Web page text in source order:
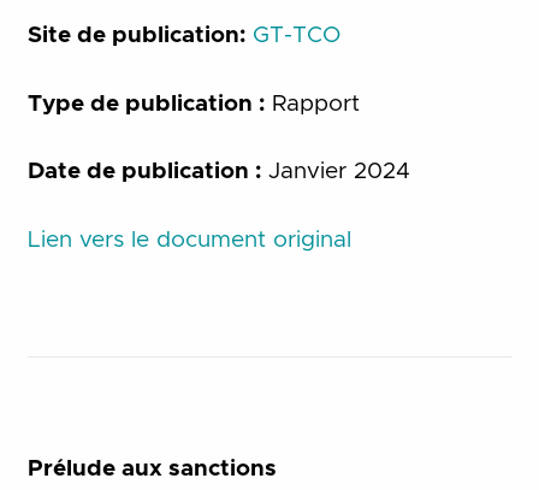
Site de publication: GT-TCO
Type de publication : Rapport
Date de publication : Janvier 2024
Lien vers le document original
Prélude aux sanctions